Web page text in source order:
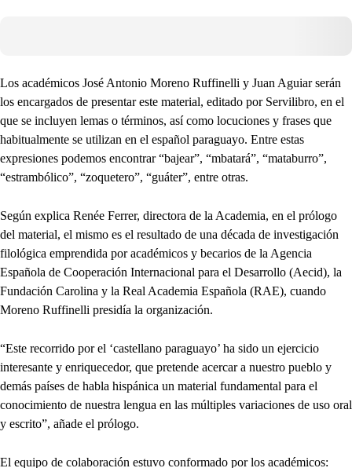
Los académicos José Antonio Moreno Ruffinelli y Juan Aguiar serán
los encargados de presentar este material, editado por Servilibro, en el
que se incluyen lemas o términos, así como locuciones y frases que
habitualmente se utilizan en el español paraguayo. Entre estas
expresiones podemos encontrar “bajear”, “mbatará”, “mataburro”,
“estrambólico”, “zoquetero”, “guáter”, entre otras.
Según explica Renée Ferrer, directora de la Academia, en el prólogo
del material, el mismo es el resultado de una década de investigación
filológica emprendida por académicos y becarios de la Agencia
Española de Cooperación Internacional para el Desarrollo (Aecid), la
Fundación Carolina y la Real Academia Española (RAE), cuando
Moreno Ruffinelli presidía la organización.
“Este recorrido por el ‘castellano paraguayo’ ha sido un ejercicio
interesante y enriquecedor, que pretende acercar a nuestro pueblo y
demás países de habla hispánica un material fundamental para el
conocimiento de nuestra lengua en las múltiples variaciones de uso oral
y escrito”, añade el prólogo.
El equipo de colaboración estuvo conformado por los académicos: